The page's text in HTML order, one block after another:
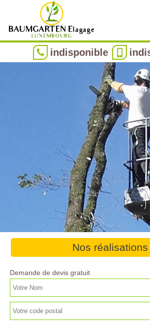
indisponible
Nos réalisations
Demande de devis gratuit